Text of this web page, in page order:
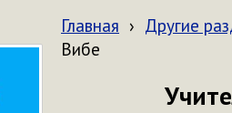
Главная › Другие
Вибе